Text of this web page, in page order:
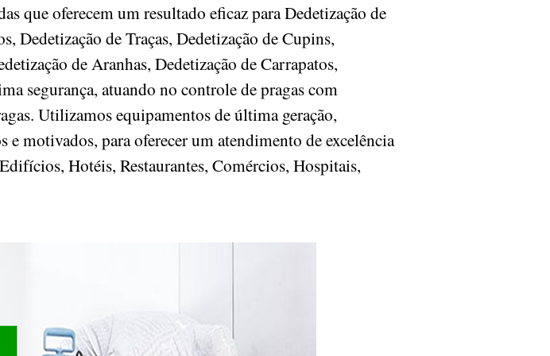
que oferecem um resultado eficaz para Dedetização de
Dedetização de Traças, Dedetização de Cupins,
de Aranhas, Dedetização de Carrapatos,
segurança, atuando no controle de pragas com
Utilizamos equipamentos de última geração,
motivados, para oferecer um atendimento de excelência
Hotéis, Restaurantes, Comércios, Hospitais,